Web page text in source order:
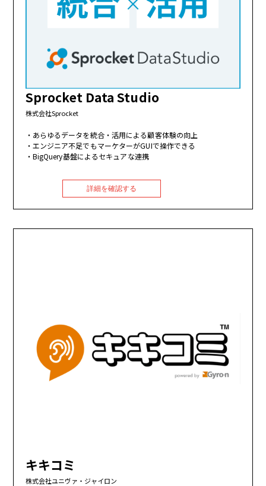
Sprocket Data Studio
株式会社Sprocket
あらゆるデータを統合・活用による顧客体験の向上
エンジニア不足でもマーケターがGUIで操作できる
BigQuery基盤によるセキュアな連携
詳細を確認する
キキコミ
株式会社ユニヴァ・ジャイロン